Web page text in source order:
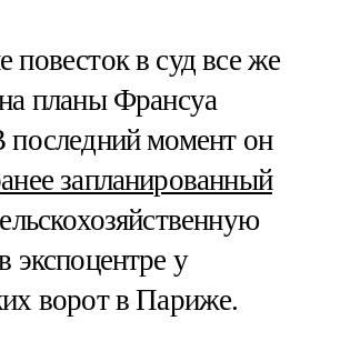
повесток в суд все же
планы Франсуа
момент он
запланированный
экспоцентре у
ворот в Париже.